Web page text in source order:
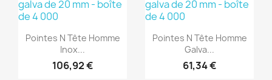
Aperçu rapide
Pointes N Tête Homme
Inox...
106,92 €
Aperçu rapide
Pointes N Tête Homme
Galva...
61,34 €